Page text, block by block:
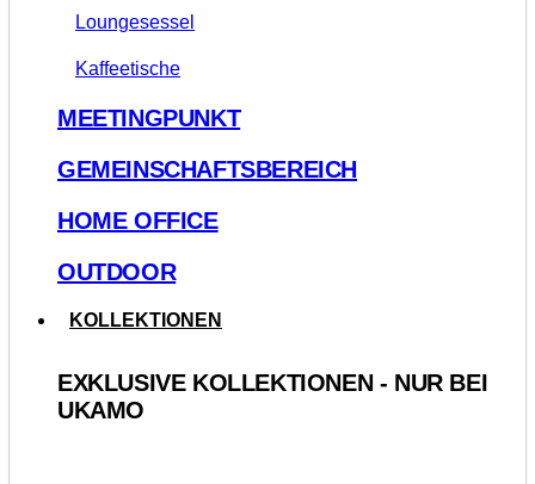
Loungesessel
Kaffeetische
MEETINGPUNKT
GEMEINSCHAFTSBEREICH
HOME OFFICE
OUTDOOR
KOLLEKTIONEN
EXKLUSIVE KOLLEKTIONEN - NUR BEI
UKAMO